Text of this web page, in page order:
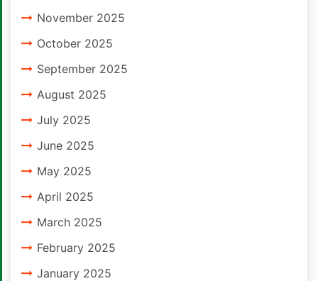
November 2025
October 2025
September 2025
August 2025
July 2025
June 2025
May 2025
April 2025
March 2025
February 2025
January 2025